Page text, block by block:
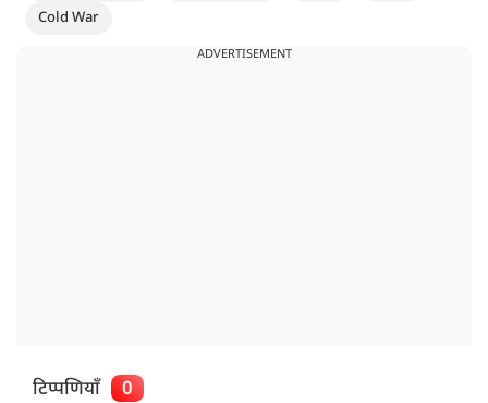
Cold War
ADVERTISEMENT
टिप्पणियाँ 0